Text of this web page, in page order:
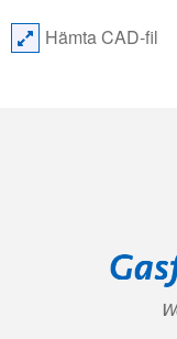
Hämta CAD-fil